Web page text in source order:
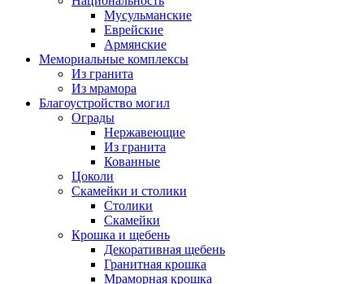
Мусульманские
Еврейские
Армянские
Мемориальные комплексы
Из гранита
Из мрамора
Благоустройство могил
Ограды
Нержавеющие
Из гранита
Кованные
Цоколи
Скамейки и столики
Столики
Скамейки
Крошка и щебень
Декоративная щебень
Гранитная крошка
Мраморная крошка